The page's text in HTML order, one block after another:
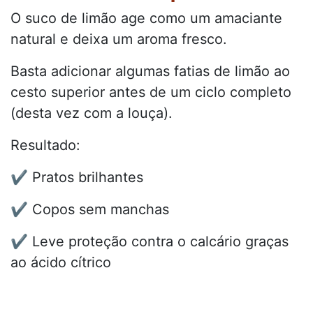
O suco de limão age como um amaciante
natural e deixa um aroma fresco.
Basta adicionar algumas fatias de limão ao
cesto superior antes de um ciclo completo
(desta vez com a louça).
Resultado:
✔️ Pratos brilhantes
✔️ Copos sem manchas
✔️ Leve proteção contra o calcário graças
ao ácido cítrico